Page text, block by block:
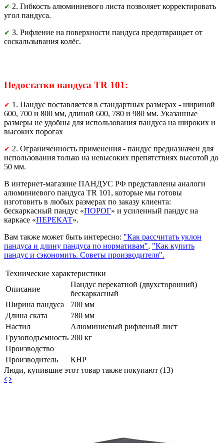
✔ 2. Гибкость алюминиевого листа позволяет корректировать
угол пандуса.
✔ 3. Рифление на поверхности пандуса предотвращает от
соскальзывания колёс.
Недостатки пандуса TR 101:
✔ 1. Пандус поставляется в стандартных размерах - шириной
600, 700 и 800 мм, длиной 600, 780 и 980 мм. Указанные
размеры не удобны для использования пандуса на широких и
высоких порогах
✔ 2. Ограниченность применения - пандус предназначен для
использования только на невысоких препятствиях высотой до
50 мм.
В интернет-магазине ПАНДУС РФ представлены аналоги
алюминиевого пандуса TR 101, которые мы готовы
изготовить в любых размерах по заказу клиента:
бескаркасный пандус «ПОРОГ» и усиленный пандус на
каркасе «ПЕРЕКАТ».
Вам также может быть интересно: "Как рассчитать уклон
пандуса и длину пандуса по нормативам", "Как купить
пандус и сэкономить. Советы производителя".
Технические характеристики
Описание
Пандус перекатной (двухсторонний)
бескаркасный
Ширина пандуса
700 мм
Длина ската
780 мм
Настил
Алюминиевый рифленый лист
Грузоподъемность 200 кг
Производство
Производитель
КНР
Люди, купившие этот товар также покупают (13)